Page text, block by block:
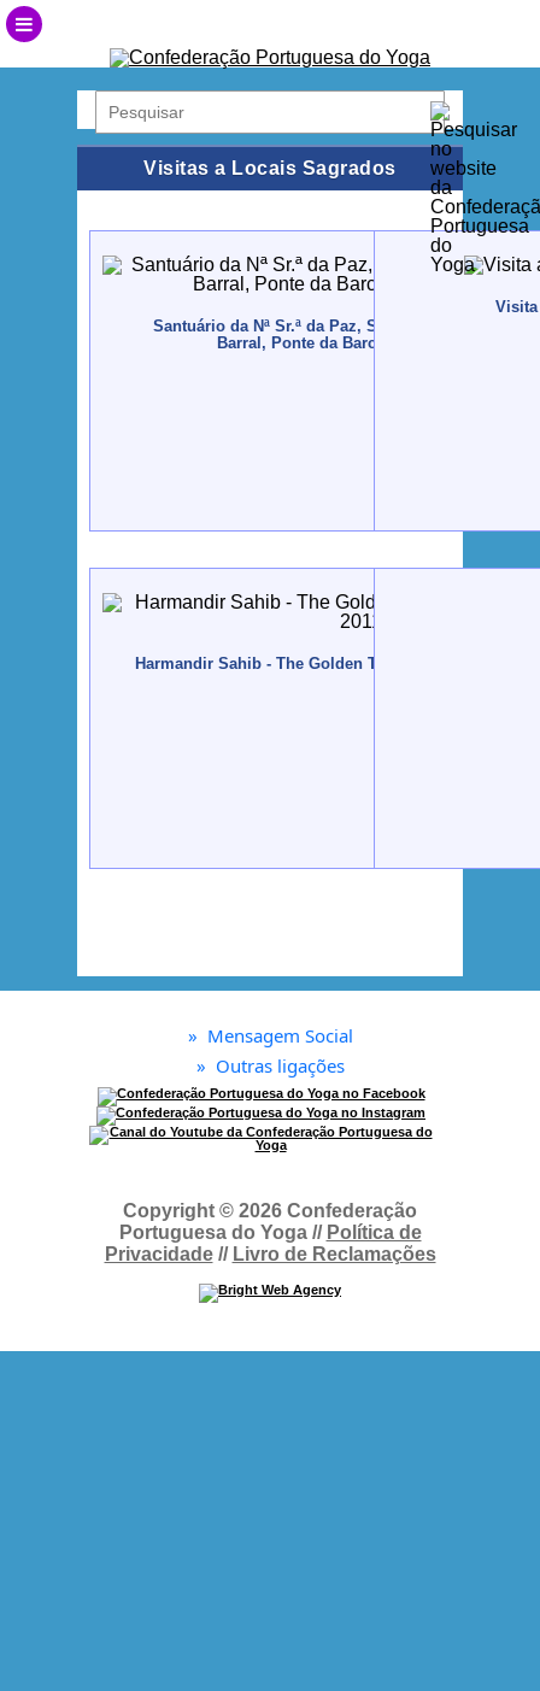
Visitas a Locais Sagrados
Santuário da Nª Sr.ª da Paz, S. João Baptista / Vila
Barral, Ponte da Barca - 2018, Maio, 26
Visita
Harmandir Sahib - The Golden Temple - Amrtsar, Índia
» Mensagem Social
» Outras ligações
Copyright © 2026 Confederação
Portuguesa do Yoga // Política de
Privacidade// Livro de Reclamações